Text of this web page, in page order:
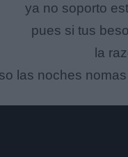
ya no soporto
pues si tus
la
las noches